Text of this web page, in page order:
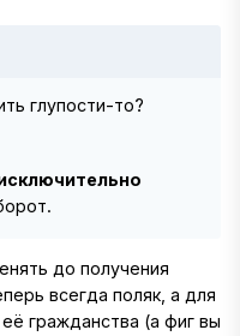
глупости-то?
до получения
всегда поляк, а для
гражданства (а фиг вы